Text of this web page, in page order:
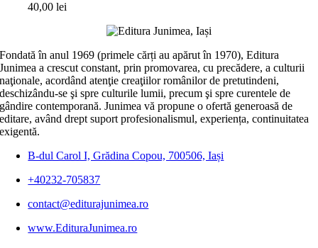
40,00lei
Fondată în anul 1969 (primele cărți au apărut în 1970), Editura
Junimea a crescut constant, prin promovarea, cu precădere, a culturii
naţionale, acordând atenţie creaţiilor românilor de pretutindeni,
deschizându-se şi spre culturile lumii, precum şi spre curentele de
gândire contemporană. Junimea vă propune o ofertă generoasă de
editare, având drept suport profesionalismul, experiența, continuitatea
exigentă.
B-dul Carol I, Grădina Copou, 700506, Iași
+40232-705837
contact@editurajunimea.ro
www.EdituraJunimea.ro